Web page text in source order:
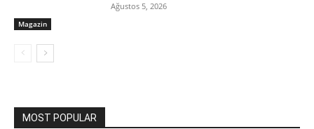
Magazin
Ağustos 5, 2026
MOST POPULAR